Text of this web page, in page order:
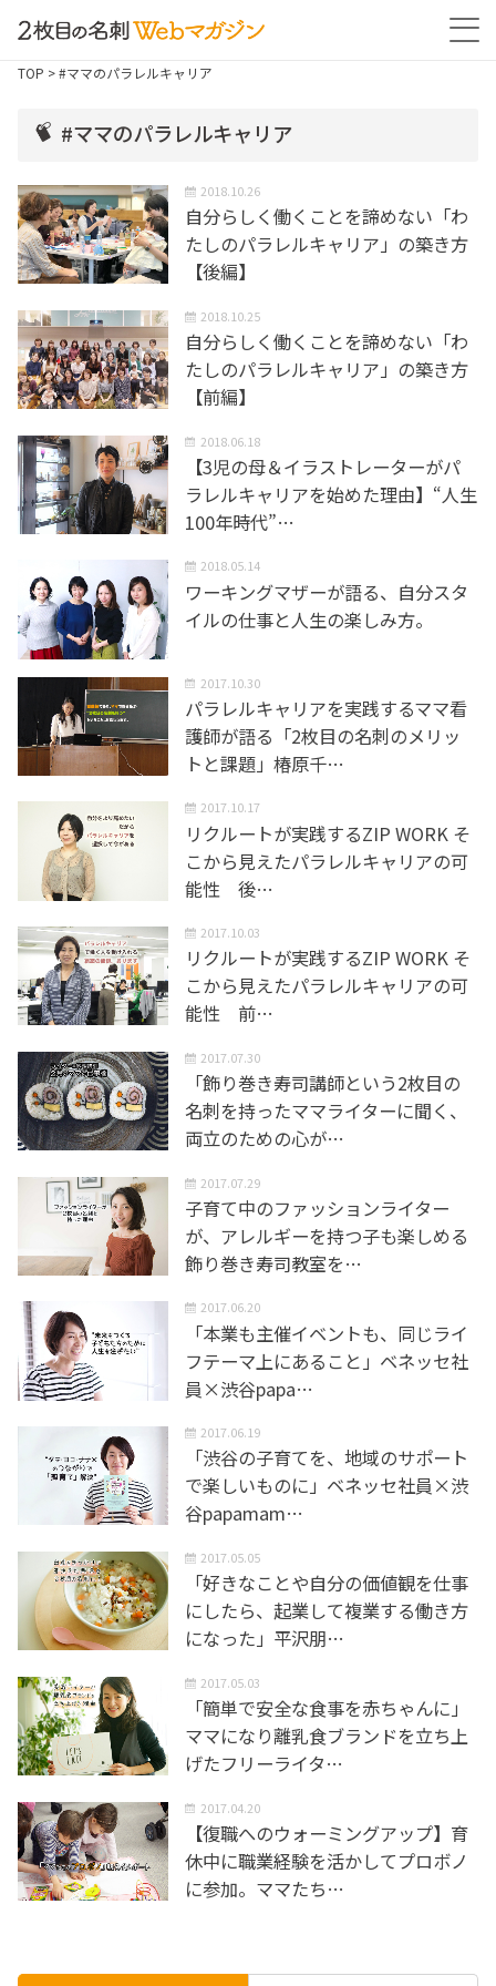
TOP > #ママのパラレルキャリア
#ママのパラレルキャリア
2018.10.26
自分らしく働くことを諦めない「わ
たしのパラレルキャリア」の築き方
【後編】
2018.10.25
自分らしく働くことを諦めない「わ
たしのパラレルキャリア」の築き方
【前編】
2018.06.18
【3児の母＆イラストレーターがパ
ラレルキャリアを始めた理由】“人生
100年時代”…
2018.05.14
ワーキングマザーが語る、自分スタ
イルの仕事と人生の楽しみ方。
2017.10.30
パラレルキャリアを実践するママ看
護師が語る「2枚目の名刺のメリッ
トと課題」椿原千…
2017.10.17
リクルートが実践するZIP WORK そ
こから見えたパラレルキャリアの可
能性 後…
2017.10.03
リクルートが実践するZIP WORK そ
こから見えたパラレルキャリアの可
能性 前…
2017.07.30
「飾り巻き寿司講師という2枚目の
名刺を持ったママライターに聞く、
両立のための心が…
2017.07.29
子育て中のファッションライター
が、アレルギーを持つ子も楽しめる
飾り巻き寿司教室を…
2017.06.20
「本業も主催イベントも、同じライ
フテーマ上にあること」ベネッセ社
員×渋谷papa…
2017.06.19
「渋谷の子育てを、地域のサポート
で楽しいものに」ベネッセ社員×渋
谷papamam…
2017.05.05
「好きなことや自分の価値観を仕事
にしたら、起業して複業する働き方
になった」平沢朋…
2017.05.03
「簡単で安全な食事を赤ちゃんに」
ママになり離乳食ブランドを立ち上
げたフリーライタ…
2017.04.20
【復職へのウォーミングアップ】育
休中に職業経験を活かしてプロボノ
に参加。ママたち…